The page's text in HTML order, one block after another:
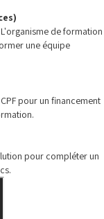
de formation
une équipe
pour un financement
pour compléter un